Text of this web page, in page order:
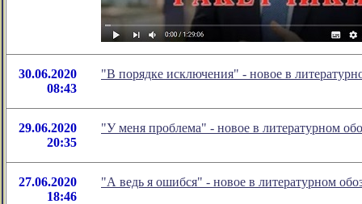
30.06.2020
08:43
"В порядке исключения" - новое в
29.06.2020
20:35
"У меня проблема" - новое в литературном
27.06.2020
18:46
"А ведь я ошибся" - новое в литературном